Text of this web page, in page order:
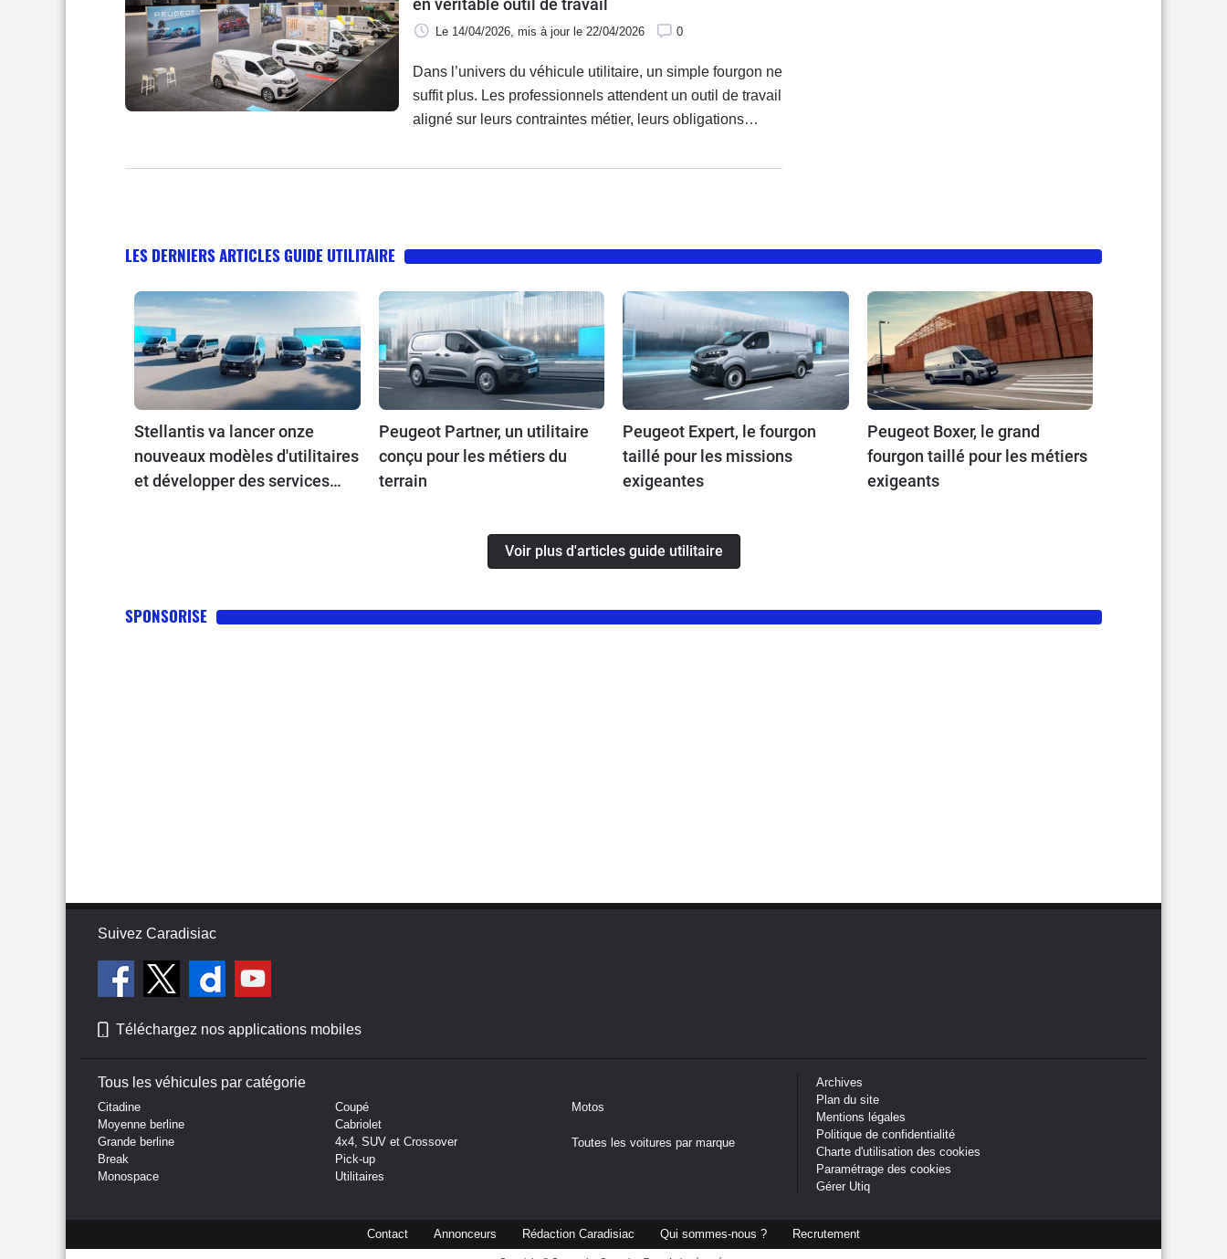
en véritable outil de travail
Le 14/04/2026, mis à jour le 22/04/2026 0
Dans l’univers du véhicule utilitaire, un simple fourgon ne
suffit plus. Les professionnels attendent un outil de travail
aligné sur leurs contraintes métier, leurs obligations
trouve une réponse dans le programme Stellantis
Professional, Opel et Peugeot, l’offre CustomFit combine
carrossiers partenaires et des outils digitaux. L’objectif
reste clair : livrer un véhicule clé en main, prêt à travailler
dès sa sortie de concession.
LES DERNIERS ARTICLES GUIDE UTILITAIRE
Stellantis va lancer onze
nouveaux modèles d'utilitaires
et développer des services
Peugeot Partner, un utilitaire
conçu pour les métiers du
terrain
Peugeot Expert, le fourgon
taillé pour les missions
exigeantes
Peugeot Boxer, le grand
fourgon taillé pour les métiers
exigeants
Voir plus d'articles guide utilitaire
SPONSORISE
Suivez Caradisiac
Téléchargez nos applications mobiles
Tous les véhicules par catégorie
Citadine
Moyenne berline
Grande berline
Break
Monospace
Coupé
Cabriolet
4x4, SUV et Crossover
Pick-up
Utilitaires
Motos
Toutes les voitures par marque
Archives
Plan du site
Mentions légales
Politique de confidentialité
Charte d'utilisation des cookies
Paramétrage des cookies
Gérer Utiq
Contact Annonceurs Rédaction Caradisiac Qui sommes-nous ? Recrutement